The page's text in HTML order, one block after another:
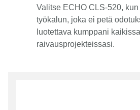
Valitse ECHO CLS-520,
työkalun, joka ei petä
luotettava kumppani kaikissa
raivausprojekteissasi.